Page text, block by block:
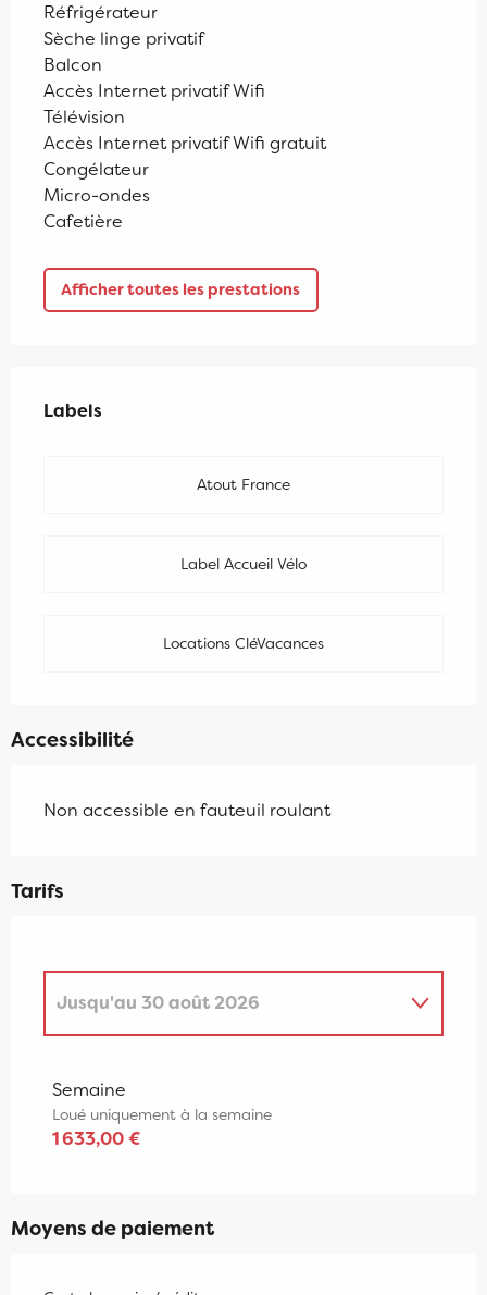
Réfrigérateur
Sèche linge privatif
Balcon
Accès Internet privatif Wifi
Télévision
Accès Internet privatif Wifi gratuit
Congélateur
Micro-ondes
Cafetière
Afficher toutes les prestations
Labels
Labels
Atout France
Label Accueil Vélo
Locations CléVacances
Accessibilité
Non accessible en fauteuil roulant
Tarifs
Du5 avril 2026
Jusqu'au 30 août 2026
1 novembre 2026
Semaine
Loué uniquement à la semaine
1 633,00 €
Moyens de paiement